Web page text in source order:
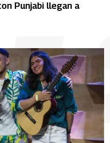
Punjabi llegan a